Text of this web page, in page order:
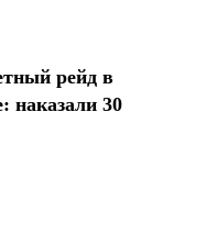
рейд в
наказали 30